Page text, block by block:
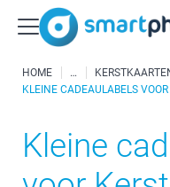
HOME
KLEINE CADEAULABELS
Kleine